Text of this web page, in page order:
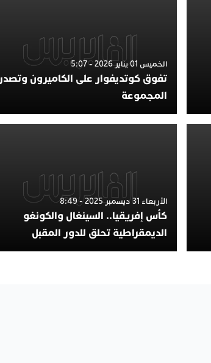
الخميس 01 يناير 2026 - 5:07
تفوق كوتديفوار على الكاميرون وتصدر
المجموعة
الأربعاء 31 ديسمبر 2025 - 8:49
كأس إفريقيا.. السينغال والكونغو
الديمقراطية تحلق للدور المقبل